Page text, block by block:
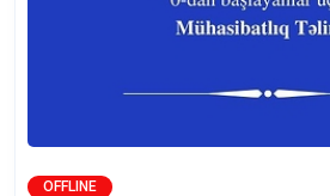
OFFLINE